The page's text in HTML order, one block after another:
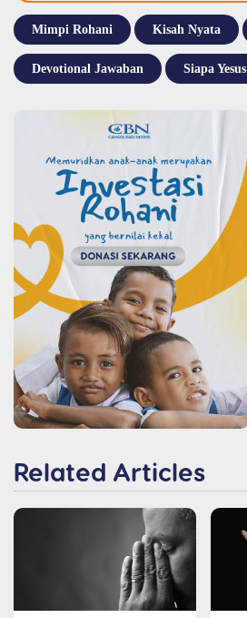
Mimpi Rohani Kisah Nyata
Devotional Jawaban Siapa Yesus
Related Articles